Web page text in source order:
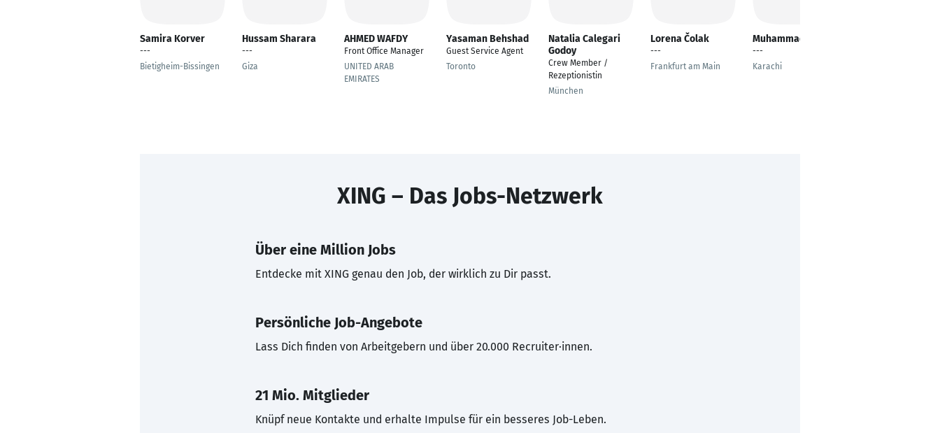
Samira Korver
---
Bietigheim-Bissingen
Hussam Sharara
---
Giza
AHMED WAFDY
Front Office Manager
UNITED ARAB
EMIRATES
Yasaman Behshad
Guest Service Agent
Toronto
Natalia Calegari
Godoy
Crew Member /
Rezeptionistin
München
Lorena Čolak
---
Frankfurt am Main
Muhammad Usman
---
Karachi
XING – Das Jobs-Netzwerk
Über eine Million Jobs
Entdecke mit XING genau den Job, der wirklich zu Dir passt.
Persönliche Job-Angebote
Lass Dich finden von Arbeitgebern und über 20.000 Recruiter·innen.
21 Mio. Mitglieder
Knüpf neue Kontakte und erhalte Impulse für ein besseres Job-Leben.